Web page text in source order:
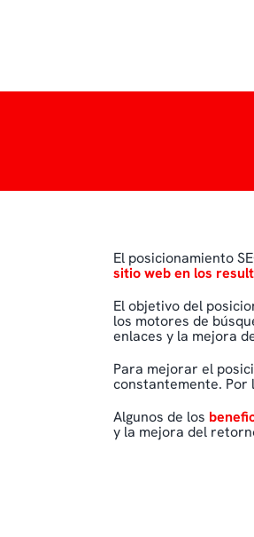
El posicionamiento
sitio web en los
El objetivo del
los motores de
enlaces y la mejora
Para mejorar el
constantemente. Por
Algunos de los
y la mejora del